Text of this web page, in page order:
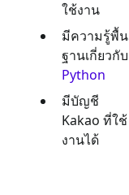
ใช้งาน
มีความรู้พื้น
ฐานเกี่ยวกับ
Python
มีบัญชี
Kakao ที่ใช้
งานได้